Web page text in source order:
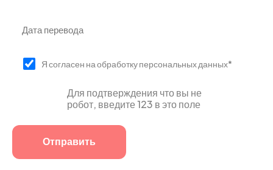
Я согласен на обработку персональных данных*
Для подтверждения что вы не
робот, введите 123 в это поле